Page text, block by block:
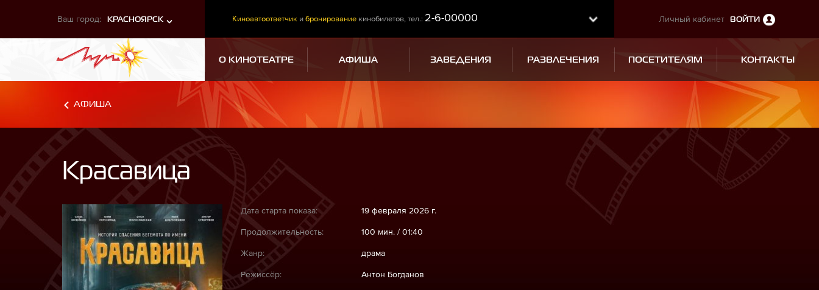
Ваш город: КРАСНОЯРСК Киноавтоответчик и бронирование кинобилетов, тел.: 2-6-00000 Личный кабинет ВОЙТИ
О КИНОТЕАТРЕ АФИША ЗАВЕДЕНИЯ РАЗВЛЕЧЕНИЯ ПОСЕТИТЕЛЯМ КОНТАКТЫ
АФИША
Красавица
Дата старта показа: 19 февраля 2026 г.
Продолжительность: 100 мин. / 01:40
Жанр: драма
Режиссёр: Антон Богданов